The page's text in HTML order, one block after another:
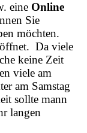
eine Online
Sie
möchten.
Da viele
keine Zeit
viele am
am Samstag
sollte mann
langen